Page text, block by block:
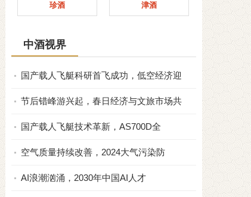
珍酒 津酒
中酒视界
国产载人飞艇科研首飞成功，低空经济迎
节后错峰游兴起，春日经济与文旅市场共
国产载人飞艇技术革新，AS700D全
空气质量持续改善，2024大气污染防
AI浪潮汹涌，2030年中国AI人才